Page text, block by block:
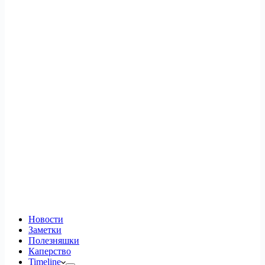
Новости
Заметки
Полезняшки
Каперство
Timeline